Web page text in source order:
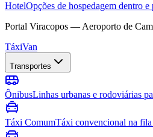
HotelOpções de hospedagem dentro
Portal Viracopos — Aeroporto de
TáxiVan
Transportes
ÔnibusLinhas urbanas e rodoviárias
Táxi ComumTáxi convencional na